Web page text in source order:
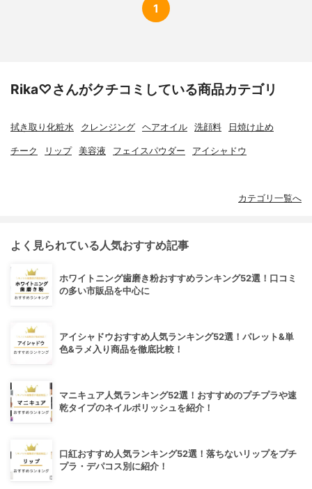
1
Rika♡さんがクチコミしている商品カテゴリ
拭き取り化粧水 クレンジング ヘアオイル 洗顔料 日焼け止め
チーク リップ 美容液 フェイスパウダー アイシャドウ
カテゴリ一覧へ
よく見られている人気おすすめ記事
ホワイトニング歯磨き粉おすすめランキング52選！口コミ
の多い市販品を中心に
アイシャドウおすすめ人気ランキング52選！パレット&単
色&ラメ入り商品を徹底比較！
マニキュア人気ランキング52選！おすすめのプチプラや速
乾タイプのネイルポリッシュを紹介！
口紅おすすめ人気ランキング52選！落ちないリップをプチ
プラ・デパコス別に紹介！